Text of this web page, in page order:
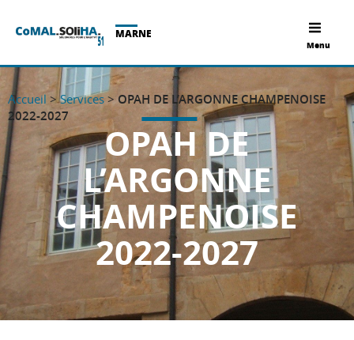
Menu
MARNE
Accueil >Services >OPAH DE L’ARGONNE CHAMPENOISE
2022-2027
OPAH DE
L’ARGONNE
CHAMPENOISE
2022-2027